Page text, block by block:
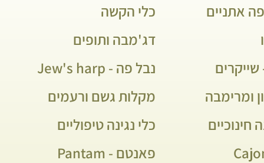
אתניים
כלי הקשה
דג'מבה ותופים
נבל פה - Jew's harp
ומרימבה
מקלות גשם ורעמים
חינוכיים
כלי נגינה טיפוליים
פאנטם - Pantam